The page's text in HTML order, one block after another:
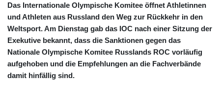
Das Internationale Olympische Komitee öffnet Athletinnen
und Athleten aus Russland den Weg zur Rückkehr in den
Weltsport. Am Dienstag gab das IOC nach einer Sitzung der
Exekutive bekannt, dass die Sanktionen gegen das
Nationale Olympische Komitee Russlands ROC vorläufig
aufgehoben und die Empfehlungen an die Fachverbände
damit hinfällig sind.